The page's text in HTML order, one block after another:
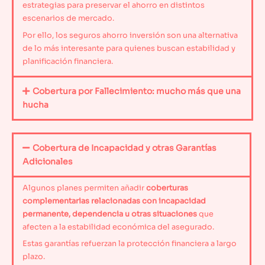
estrategias para preservar el ahorro en distintos
escenarios de mercado.
Por ello, los seguros ahorro inversión son una alternativa
de lo más interesante para quienes buscan estabilidad y
planificación financiera.
Cobertura por Fallecimiento: mucho más que una
hucha
Cobertura de Incapacidad y otras Garantías
Adicionales
Algunos planes permiten añadircoberturas
complementarias relacionadas con incapacidad
permanente, dependencia u otras situacionesque
afecten a la estabilidad económica del asegurado.
Estas garantías refuerzan la protección financiera a largo
plazo.